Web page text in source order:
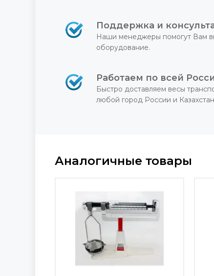
Поддержка и
Наши менеджеры помогут Вам
оборудование.
Работаем по всей
Быстро доставляем весы
любой город России и
Аналогичные товары